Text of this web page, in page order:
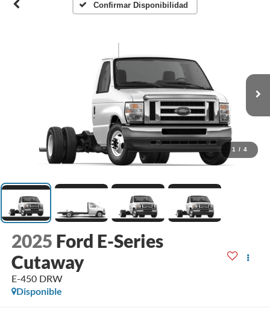
Confirmar Disponibilidad
1 / 4
2025 Ford E-Series
Cutaway
E-450 DRW
Disponible